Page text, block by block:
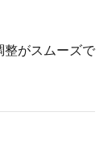
整がスムーズで